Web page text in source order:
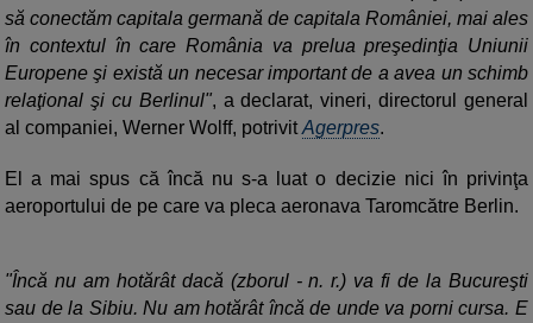
să conectăm capitala germană de capitala României, mai ales
în contextul în care România va prelua preşedinţia Uniunii
Europene şi există un necesar important de a avea un schimb
relaţional şi cu Berlinul", a declarat, vineri, directorul general
al companiei, Werner Wolff, potrivitAgerpres.
El a mai spus că încă nu s-a luat o decizie nici în privinţa
aeroportului de pe care va pleca aeronava Taromcătre Berlin.
"Încă nu am hotărât dacă (zborul - n. r.) va fi de la Bucureşti
sau de la Sibiu. Nu am hotărât încă de unde va porni cursa. E